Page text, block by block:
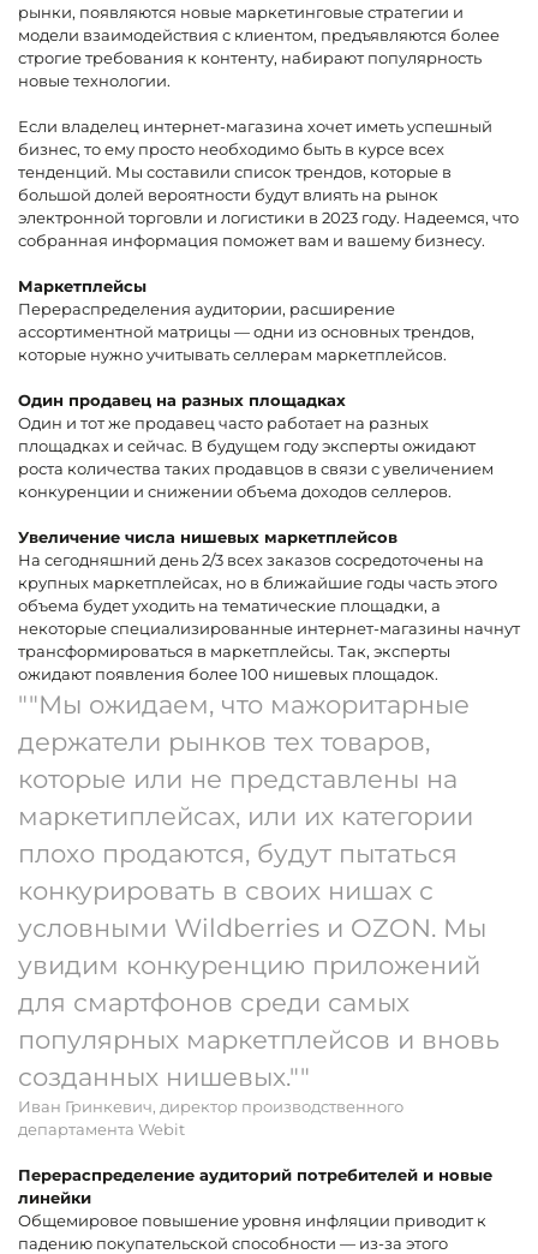
рынки, появляются новые маркетинговые стратегии и
модели взаимодействия с клиентом, предъявляются более
строгие требования к контенту, набирают популярность
новые технологии.
Если владелец интернет-магазина хочет иметь успешный
бизнес, то ему просто необходимо быть в курсе всех
тенденций. Мы составили список трендов, которые в
большой долей вероятности будут влиять на рынок
электронной торговли и логистики в 2023 году. Надеемся, что
собранная информация поможет вам и вашему бизнесу.
Маркетплейсы
Перераспределения аудитории, расширение
ассортиментной матрицы — одни из основных трендов,
которые нужно учитывать селлерам маркетплейсов.
Один продавец на разных площадках
Один и тот же продавец часто работает на разных
площадках и сейчас. В будущем году эксперты ожидают
роста количества таких продавцов в связи с увеличением
конкуренции и снижении объема доходов селлеров.
Увеличение числа нишевых маркетплейсов
На сегодняшний день 2/3 всех заказов сосредоточены на
крупных маркетплейсах, но в ближайшие годы часть этого
объема будет уходить на тематические площадки, а
некоторые специализированные интернет-магазины начнут
трансформироваться в маркетплейсы. Так, эксперты
ожидают появления более 100 нишевых площадок.
""Мы ожидаем, что мажоритарные
держатели рынков тех товаров,
которые или не представлены на
маркетиплейсах, или их категории
плохо продаются, будут пытаться
конкурировать в своих нишах с
условными Wildberries и OZON. Мы
увидим конкуренцию приложений
для смартфонов среди самых
популярных маркетплейсов и вновь
созданных нишевых.""
Иван Гринкевич, директор производственного
департамента Webit
Перераспределение аудиторий потребителей и новые
линейки
Общемировое повышение уровня инфляции приводит к
падению покупательской способности — из-за этого